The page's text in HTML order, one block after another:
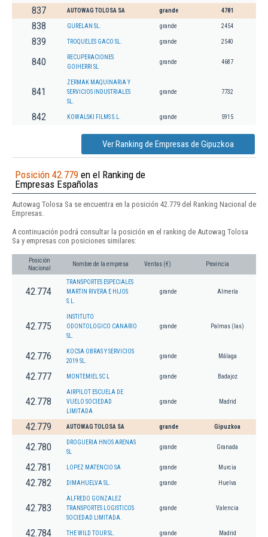
837 AUTOWAG TOLOSA SA grande 4781
838 GURELAN SL. grande 2454
839 TROQUELES GACO SL. grande 2540
840
RECUPERACIONES
GOIHERRI SL
grande 4687
841
ZERMAK MAQUINARIA Y
SERVICIOS INDUSTRIALES
SL.
grande 7732
842 KOWALSKI FILMS S.L. grande 5915
Ver Ranking de Empresas de Gipuzkoa
Posición 42.779 en el Ranking de
Empresas Españolas
Autowag Tolosa Sa se encuentra en la posición 42.779 del Ranking Nacional de
Empresas.
A continuación podrá consultar la posición en el ranking de Autowag Tolosa
Sa y empresas con posiciones similares:
Posición
Nacional
Nombre de la empresa Ventas (€) Provincia
42.774
TRANSPORTES ESPECIALES
MARTIN RIVERA E HIJOS
S.L.
grande Almería
42.775
INSTITUTO
ODONTOLOGICO CANARIO
SL.
grande Palmas (las)
42.776
KOCSA OBRAS Y SERVICIOS
2019 SL.
grande Málaga
42.777 MONTEMIEL SC L grande Badajoz
42.778
AIRPILOT ESCUELA DE
VUELO SOCIEDAD
LIMITADA
grande Madrid
42.779 AUTOWAG TOLOSA SA grande Gipuzkoa
42.780
DROGUERIA HNOS ARENAS
SL
grande Granada
42.781 LOPEZ MATENCIO SA grande Murcia
42.782 DIMAHUELVA SL. grande Huelva
42.783
ALFREDO GONZALEZ
TRANSPORTES LOGISTICOS
SOCIEDAD LIMITADA.
grande Valencia
42.784 THE WILD TOUR SL. grande Madrid